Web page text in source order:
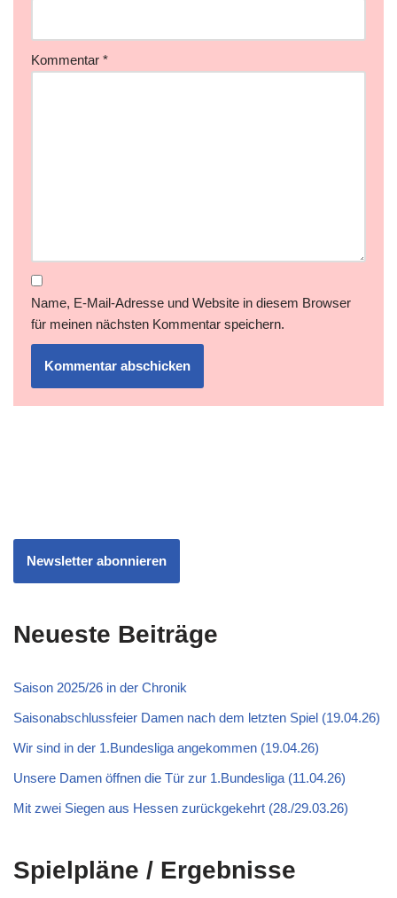
Kommentar *
Name, E-Mail-Adresse und Website in diesem Browser
für meinen nächsten Kommentar speichern.
Newsletter abonnieren
Neueste Beiträge
Saison 2025/26 in der Chronik
Saisonabschlussfeier Damen nach dem letzten Spiel (19.04.26)
Wir sind in der 1.Bundesliga angekommen (19.04.26)
Unsere Damen öffnen die Tür zur 1.Bundesliga (11.04.26)
Mit zwei Siegen aus Hessen zurückgekehrt (28./29.03.26)
Spielpläne / Ergebnisse